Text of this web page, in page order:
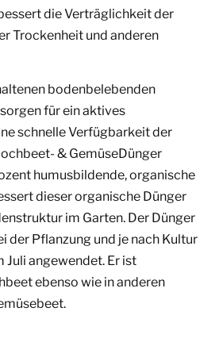
die Verträglichkeit der
Trockenheit und anderen
bodenbelebenden
für ein aktives
schnelle Verfügbarkeit der
& GemüseDünger
humusbildende, organische
dieser organische Dünger
im Garten. Der Dünger
der Pflanzung und je nach Kultur
Juli angewendet. Er ist
ebenso wie in anderen